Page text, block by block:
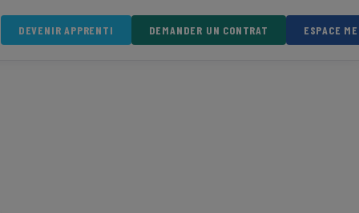
DEVENIR APPRENTI DEMANDER UN CONTRAT ESPACE